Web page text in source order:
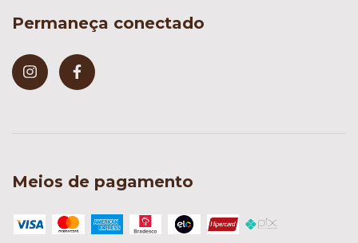
Permaneça conectado
Meios de pagamento